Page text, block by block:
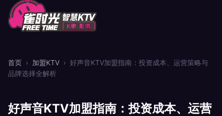
首页 › 加盟KTV › 好声音KTV加盟指南：投资成本、运营策略与
品牌选择全解析
好声音KTV加盟指南：投资成本、运营